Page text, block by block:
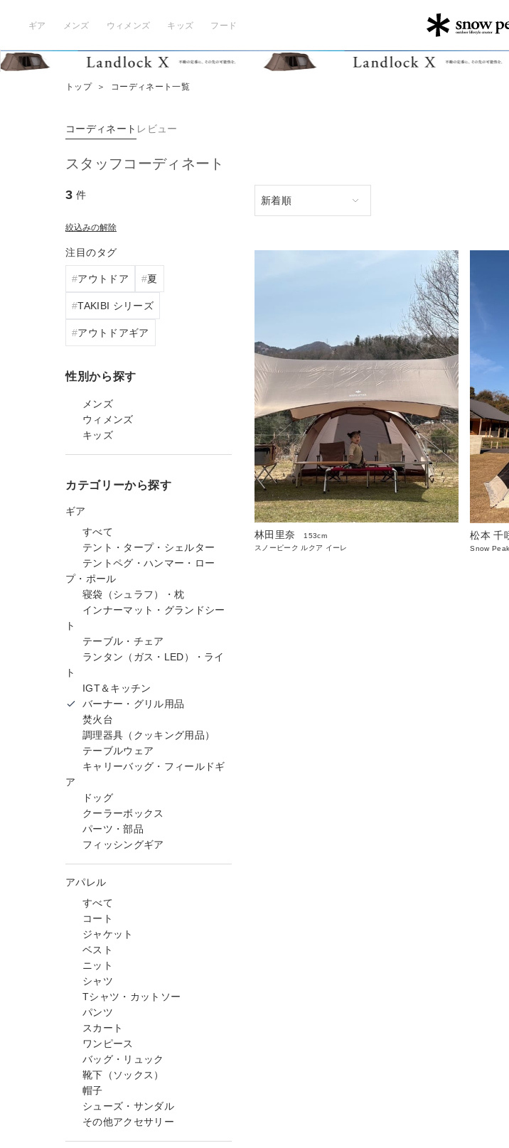
ギア メンズ ウィメンズ キッズ フード
トップ ＞ コーディネート一覧
コーディネート レビュー
スタッフコーディネート
3 件
絞込みの解除
注目のタグ
アウトドア 夏
TAKIBI シリーズ
アウトドアギア
性別から探す
メンズ
ウィメンズ
キッズ
カテゴリーから探す
ギア
すべて
テント・タープ・シェルター
テントペグ・ハンマー・ロー
プ・ポール
寝袋（シュラフ）・枕
インナーマット・グランドシー
ト
テーブル・チェア
ランタン（ガス・LED）・ライ
ト
IGT＆キッチン
バーナー・グリル用品
焚火台
調理器具（クッキング用品）
テーブルウェア
キャリーバッグ・フィールドギ
ア
ドッグ
クーラーボックス
パーツ・部品
フィッシングギア
アパレル
すべて
コート
ジャケット
ベスト
ニット
シャツ
Tシャツ・カットソー
パンツ
スカート
ワンピース
バッグ・リュック
靴下（ソックス）
帽子
シューズ・サンダル
その他アクセサリー
林田里奈
153cm
スノーピーク ルクア イーレ
松本 千
Snow